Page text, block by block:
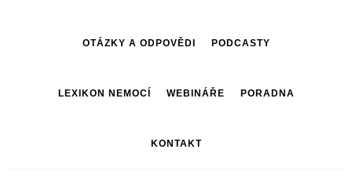
OTÁZKY A ODPOVĚDI PODCASTY
LEXIKON NEMOCÍ WEBINÁŘE PORADNA
KONTAKT